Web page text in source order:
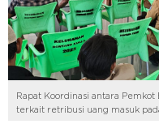
Rapat Koordinasi antara
terkait retribusi uang masuk